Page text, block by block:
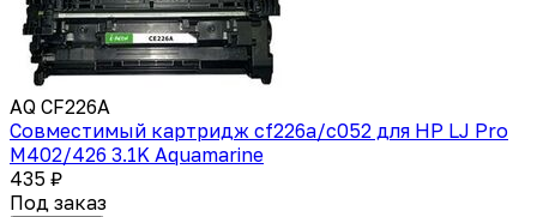
AQ CF226A
Совместимый картридж cf226a/c052 для HP LJ Pro
M402/426 3.1K Aquamarine
435 ₽
Под заказ